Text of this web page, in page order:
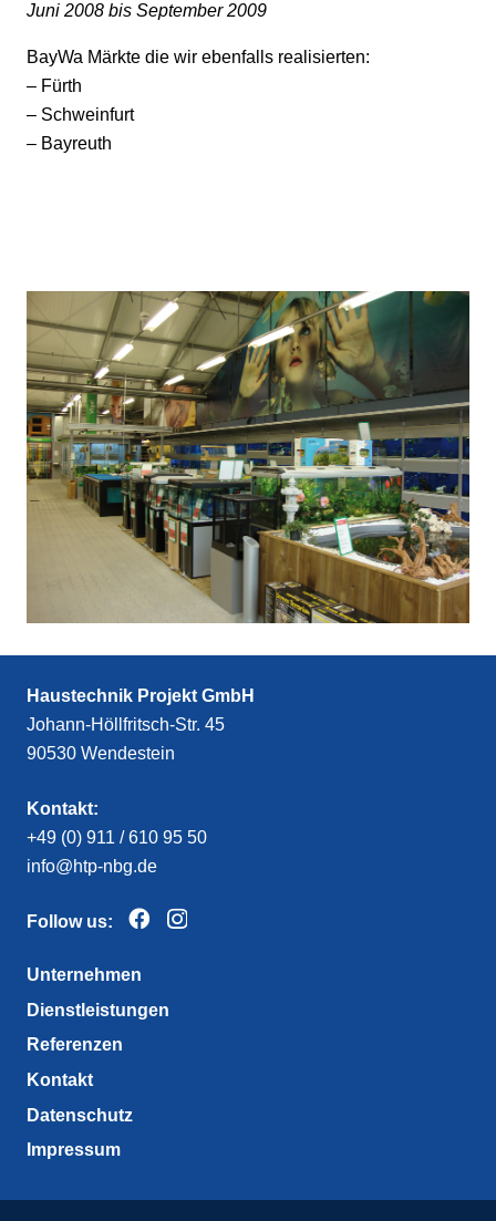
Juni 2008 bis September 2009
BayWa Märkte die wir ebenfalls realisierten:
– Fürth
– Schweinfurt
– Bayreuth
Haustechnik Projekt GmbH
Johann-Höllfritsch-Str. 45
90530 Wendestein
Kontakt:
+49 (0) 911 / 610 95 50
info@htp-nbg.de
Follow us:
Unternehmen
Dienstleistungen
Referenzen
Kontakt
Datenschutz
Impressum